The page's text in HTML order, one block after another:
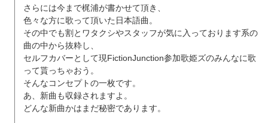
さらには今まで梶浦が書かせて頂き、
色々な方に歌って頂いた日本語曲。
その中でも割とワタクシやスタッフが気に入っております系の
曲の中から抜粋し、
セルフカバーとして現FictionJunction参加歌姫ズのみんなに歌
って貰っちゃおう。
そんなコンセプトの一枚です。
あ、新曲も収録されますよ。
どんな新曲かはまだ秘密であります。